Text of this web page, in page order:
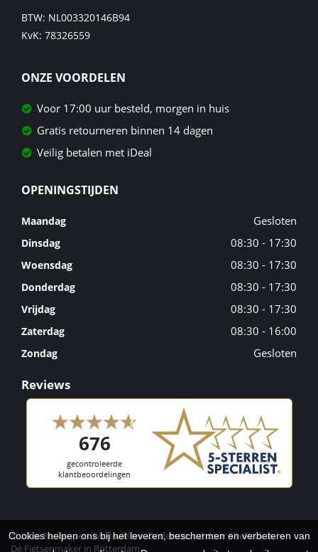
BTW: NL003320146B94
KvK: 78326559
ONZE VOORDELEN
Voor 17:00 uur besteld, morgen in huis
Gratis retourneren binnen 14 dagen
Veilig betalen met iDeal
OPENINGSTIJDEN
Maandag Gesloten
Dinsdag 08:30 - 17:30
Woensdag 08:30 - 17:30
Donderdag 08:30 - 17:30
Vrijdag 08:30 - 17:30
Zaterdag 08:30 - 16:00
Zondag Gesloten
Reviews
© 2026 Berkenpeis Tweewielers. Ondersteund doorSitePack ®
Dé Fietsenmaker in Rotterdam
Cookies helpen ons bij het leveren, beschermen en verbeteren van